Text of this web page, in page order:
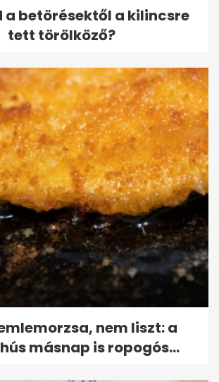
a betörésektől a kilincsre
tett törölköző?
nem liszt: a
másnap is ropogós...